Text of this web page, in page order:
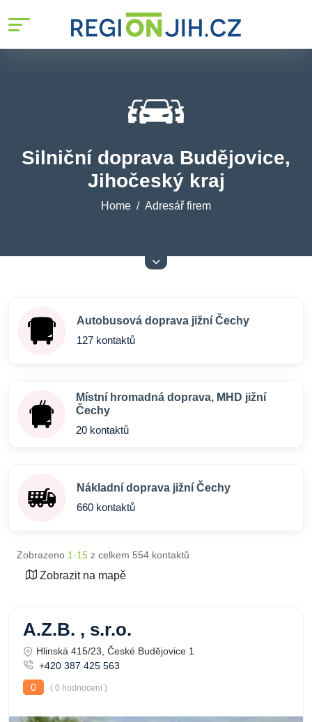
Silniční doprava Budějovice,
Jihočeský kraj
Home Adresář firem
Autobusová doprava jižní Čechy
127 kontaktů
Místní hromadná doprava, MHD jižní
Čechy
20 kontaktů
Nákladní doprava jižní Čechy
660 kontaktů
Zobrazeno 1-15 z celkem 554 kontaktů
Zobrazit na mapě
A.Z.B. , s.r.o.
Hlinská 415/23, České Budějovice 1
+420 387 425 563
0
( 0 hodnocení )